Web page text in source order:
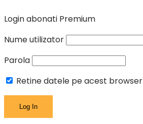
Login abonati Premium
Nume utilizator
Parola
Retine datele pe acest browser